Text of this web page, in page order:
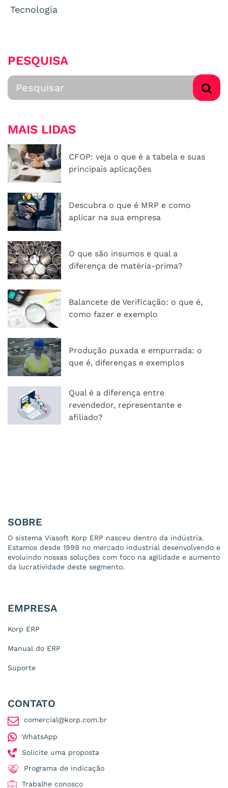
Tecnologia
PESQUISA
MAIS LIDAS
CFOP: veja o que é a tabela e suas
principais aplicações
Descubra o que é MRP e como
aplicar na sua empresa
O que são insumos e qual a
diferença de matéria-prima?
Balancete de Verificação: o que é,
como fazer e exemplo
Produção puxada e empurrada: o
que é, diferenças e exemplos
Qual é a diferença entre
revendedor, representante e
afiliado?
SOBRE
O sistema Viasoft Korp ERP nasceu dentro da indústria.
Estamos desde 1999 no mercado industrial desenvolvendo e
evoluindo nossas soluções com foco na agilidade e aumento
da lucratividade deste segmento.
EMPRESA
Korp ERP
Manual do ERP
Suporte
CONTATO
comercial@korp.com.br
WhatsApp
Solicite uma proposta
Programa de indicação
Trabalhe conosco